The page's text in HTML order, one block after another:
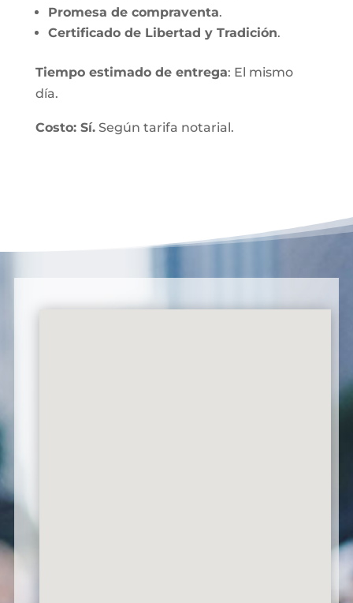
Promesa de compraventa.
Certificado de Libertad y Tradición.
Tiempo estimado de entrega: El mismo
día.
Costo: Sí.Según tarifa notarial.